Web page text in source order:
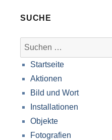
SUCHE
Suche
nach:
Startseite
Aktionen
Bild und Wort
Installationen
Objekte
Fotografien